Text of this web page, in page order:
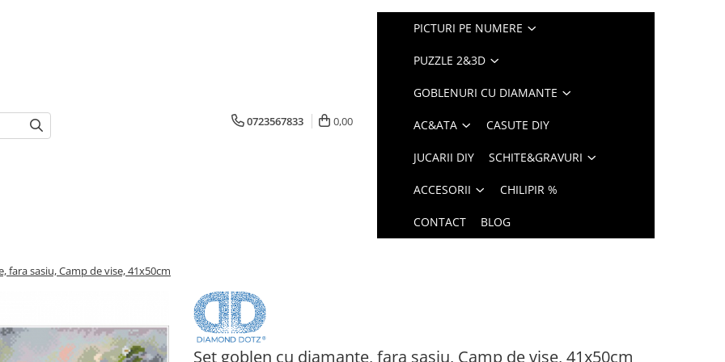
0723567833 0,00
PICTURI PE NUMERE
PUZZLE 2&3D
GOBLENURI CU DIAMANTE
AC&ATA CASUTE DIY
JUCARII DIY SCHITE&GRAVURI
ACCESORII CHILIPIR %
CONTACT BLOG
fara sasiu, Camp de vise, 41x50cm
Set goblen cu diamante, fara sasiu, Camp de vise, 41x50cm